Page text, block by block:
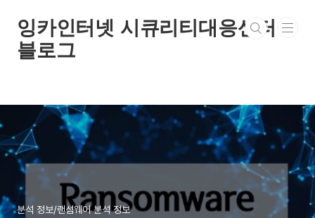
잉카인터넷 시큐리티대응센터
블로그
분석 정보/랜섬웨어 분석 정보